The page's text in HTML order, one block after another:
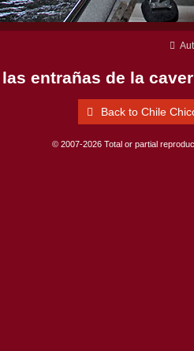
las entrañas de la
Back to Chile
© 2007-2026 Total or partial